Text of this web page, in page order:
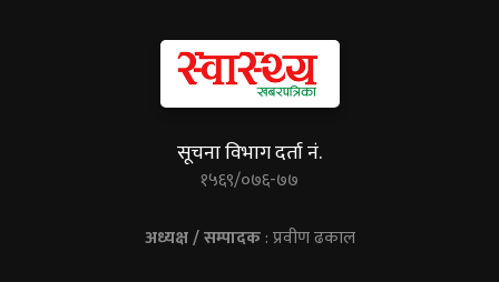
सूचना विभाग दर्ता नं.
१५६९/०७६-७७
अध्यक्ष / सम्पादक: प्रवीण ढकाल